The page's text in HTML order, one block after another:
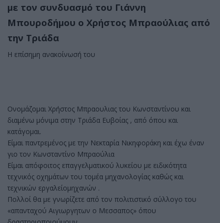
με τον συνδυασμό του Γιάννη
Μπουροδήμου ο Χρήστος Μπραούλιας από
την Τριάδα
Η επίσημη ανακοίνωσή του
Ονομάζομαι Χρήστος Μπραουλιας του Κωνσταντίνου και
διαμένω μόνιμα στην Τριάδα Ευβοίας , από όπου και
κατάγομαι.
Είμαι παντρεμένος με την Νεκταρία Νικηφοράκη και έχω έναν
γιο τον Κωνσταντίνο Μπραούλια
Είμαι απόφοιτος επαγγελματικού λυκείου με ειδικότητα
τεχνικός οχημάτων του τομέα μηχανολογίας καθώς και
τεχνικών εργαλείομηχανών .
Πολλοί θα με γνωρίζετε από τον πολιτιστικό σύλλογο του
«απανταχού Αιγιωργητων ο Μεσσαπος» όπου